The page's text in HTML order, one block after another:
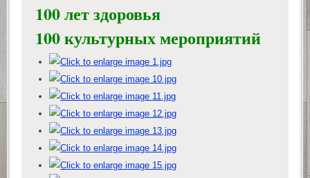
100 лет здоровья
100 культурных мероприятий